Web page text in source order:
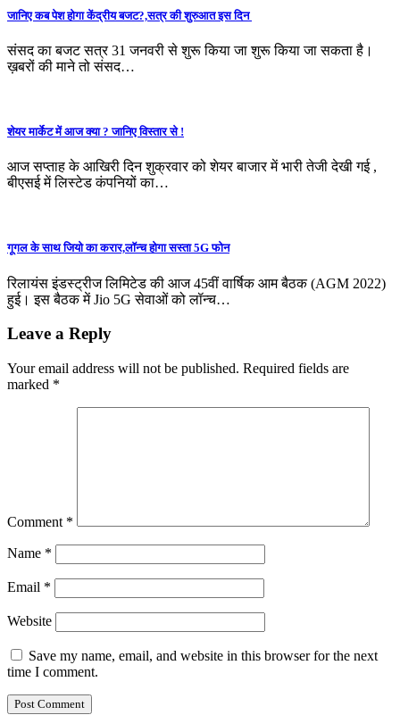
जानिए कब पेश होगा केंद्रीय बजट?,सत्र की शुरुआत इस दिन
संसद का बजट सत्र 31 जनवरी से शुरू किया जा शुरू किया जा सकता है।
ख़बरों की माने तो संसद…
शेयर मार्केट में आज क्या ? जानिए विस्तार से !
आज सप्ताह के आखिरी दिन शुक्रवार को शेयर बाजार में भारी तेजी देखी गई ,
बीएसई में लिस्टेड कंपनियों का…
गूगल के साथ जियो का करार,लॉन्च होगा सस्ता 5G फोन
रिलायंस इंडस्ट्रीज लिमिटेड की आज 45वीं वार्षिक आम बैठक (AGM 2022)
हुई। इस बैठक में Jio 5G सेवाओं को लॉन्च…
Leave a Reply
Your email address will not be published. Required fields are
marked *
Comment *
Name *
Email *
Website
Save my name, email, and website in this browser for the next
time I comment.